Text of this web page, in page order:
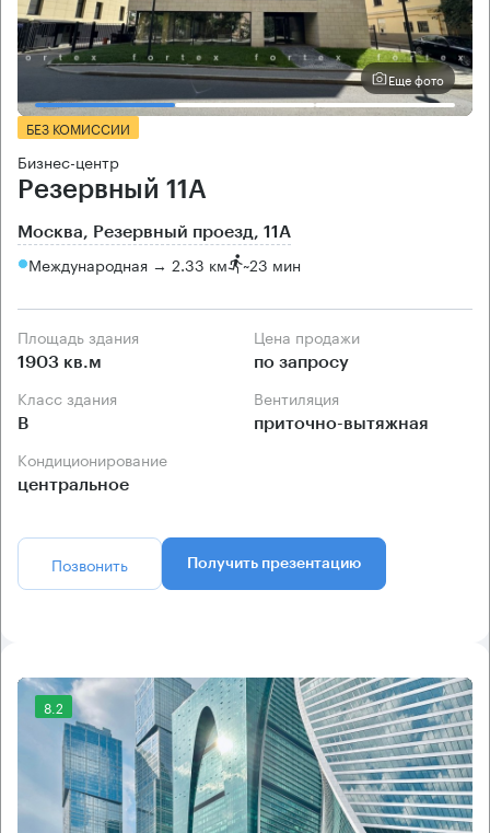
Еще фото
БЕЗ КОМИССИИ
Бизнес-центр
Резервный 11А
Москва, Резервный проезд, 11А
Международная → 2.33 км ~23 мин
Площадь здания
1903 кв.м
Цена продажи
по запросу
Класс здания
B
Вентиляция
приточно-вытяжная
Кондиционирование
центральное
Позвонить Получить презентацию
8.2